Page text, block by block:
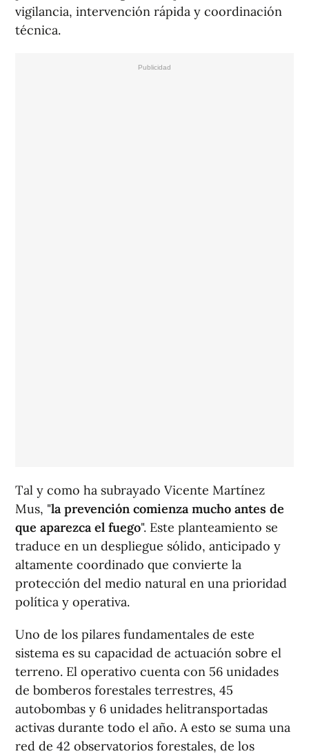
vigilancia, intervención rápida y coordinación
técnica.
Tal y como ha subrayado Vicente Martínez
Mus, "la prevención comienza mucho antes de
que aparezca el fuego". Este planteamiento se
traduce en un despliegue sólido, anticipado y
altamente coordinado que convierte la
protección del medio natural en una prioridad
política y operativa.
Uno de los pilares fundamentales de este
sistema es su capacidad de actuación sobre el
terreno. El operativo cuenta con 56 unidades
de bomberos forestales terrestres, 45
autobombas y 6 unidades helitransportadas
activas durante todo el año. A esto se suma una
red de 42 observatorios forestales, de los